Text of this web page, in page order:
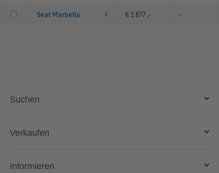
Seat Marbella € 1.877 ,- -
Suchen
Auto kaufen
Verkaufen
Auto verkaufen
Informieren